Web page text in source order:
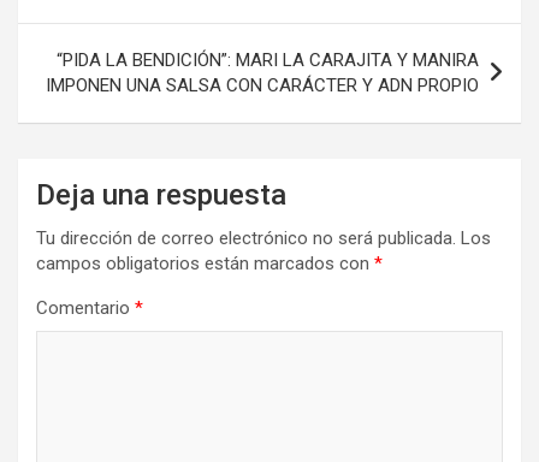
k
n
entradas
“PIDA LA BENDICIÓN”: MARI LA CARAJITA Y MANIRA
IMPONEN UNA SALSA CON CARÁCTER Y ADN PROPIO
Deja una respuesta
Tu dirección de correo electrónico no será publicada. Los
campos obligatorios están marcados con *
Comentario *